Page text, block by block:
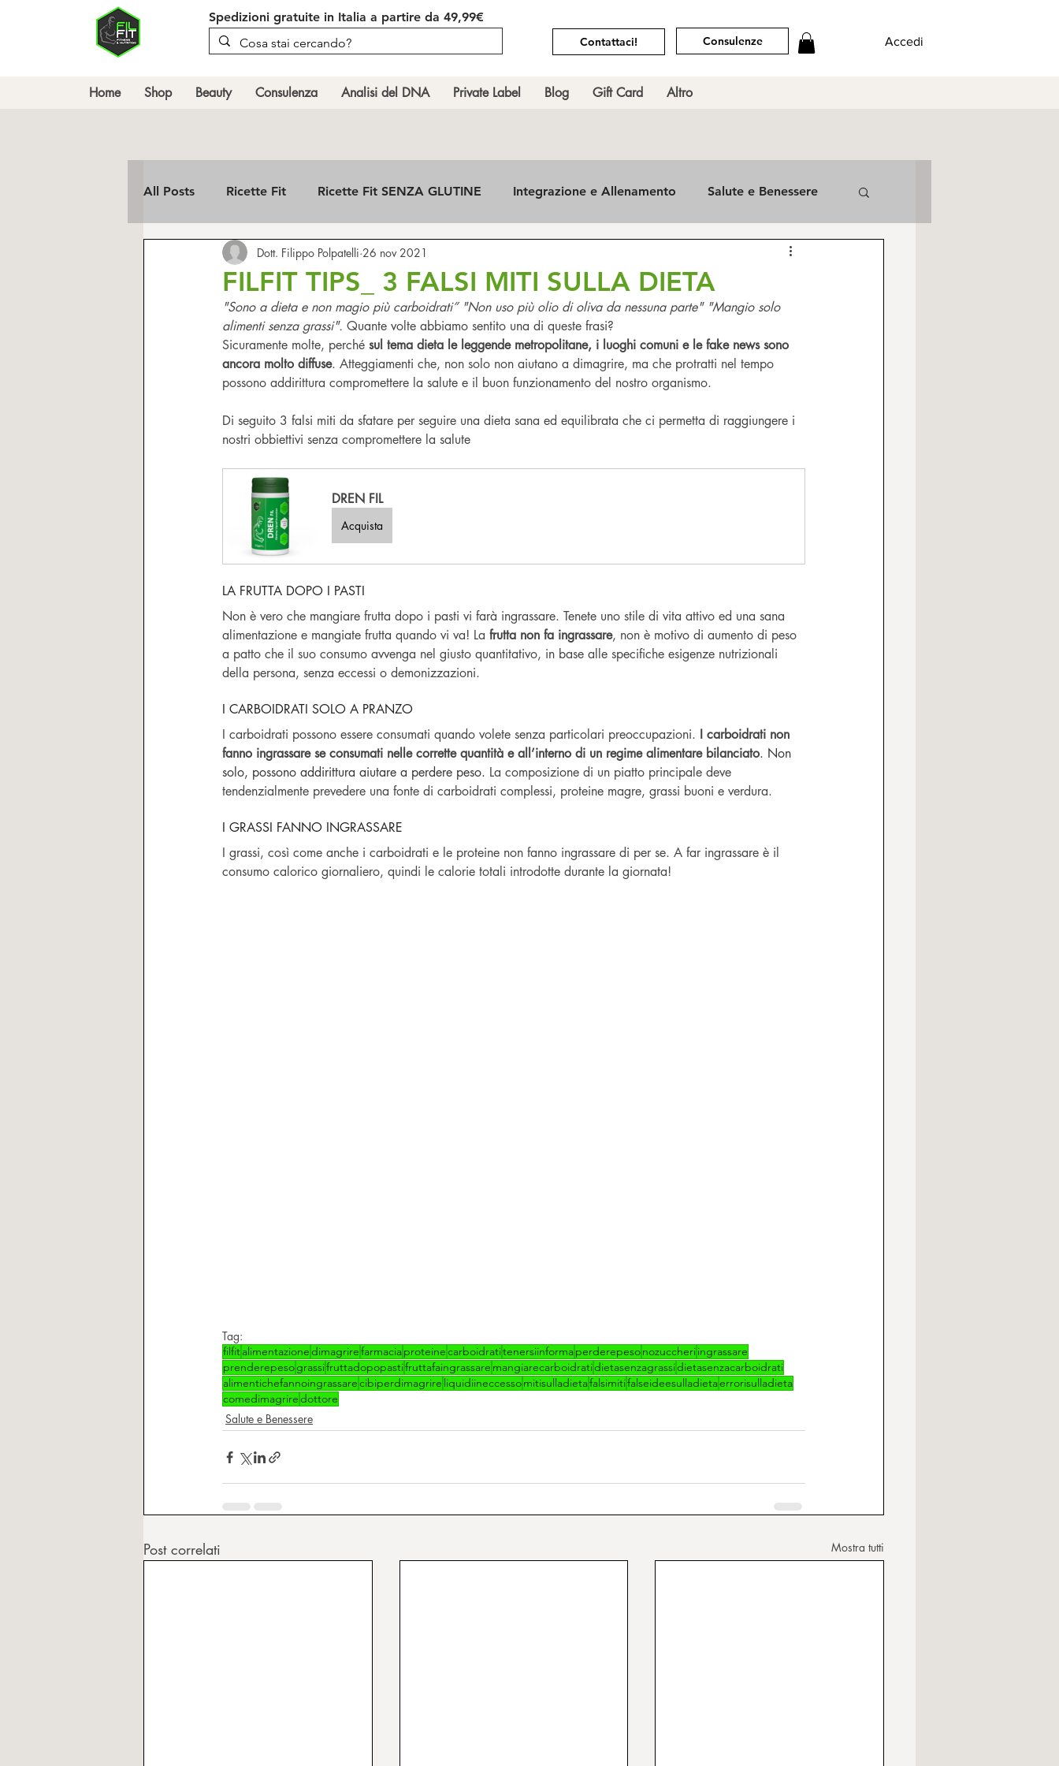
Spedizioni gratuite in Italia a partire da 49,99€
Contattaci! Consulenze Accedi
Home Shop Beauty Consulenza Analisi del DNA Private Label Blog Gift Card Altro
All Posts Ricette Fit Ricette Fit SENZA GLUTINE Integrazione e Allenamento Salute e Benessere
Le pillole di FILFIT Ricette del RICICLO
FILFIT TIPS_ 3 FALSI MITI SULLA DIETA
Dott. Filippo Polpatelli 26 nov 2021
"Sono a dieta e non magio più carboidrati” "Non uso più olio di oliva da nessuna parte" "Mangio solo
alimenti senza grassi". Quante volte abbiamo sentito una di queste frasi?
Sicuramente molte, perché sul tema dieta le leggende metropolitane, i luoghi comuni e le fake news sono
ancora molto diffuse. Atteggiamenti che, non solo non aiutano a dimagrire, ma che protratti nel tempo
possono addirittura compromettere la salute e il buon funzionamento del nostro organismo.
Di seguito 3 falsi miti da sfatare per seguire una dieta sana ed equilibrata che ci permetta di raggiungere i
nostri obbiettivi senza compromettere la salute
DREN FIL
Acquista
LA FRUTTA DOPO I PASTI
Non è vero che mangiare frutta dopo i pasti vi farà ingrassare. Tenete uno stile di vita attivo ed una sana
alimentazione e mangiate frutta quando vi va! La frutta non fa ingrassare, non è motivo di aumento di peso
a patto che il suo consumo avvenga nel giusto quantitativo, in base alle specifiche esigenze nutrizionali
della persona, senza eccessi o demonizzazioni.
I CARBOIDRATI SOLO A PRANZO
I carboidrati possono essere consumati quando volete senza particolari preoccupazioni. I carboidrati non
fanno ingrassare se consumati nelle corrette quantità e all’interno di un regime alimentare bilanciato. Non
solo, possono addirittura aiutare a perdere peso. La composizione di un piatto principale deve
tendenzialmente prevedere una fonte di carboidrati complessi, proteine magre, grassi buoni e verdura.
I GRASSI FANNO INGRASSARE
I grassi, così come anche i carboidrati e le proteine non fanno ingrassare di per se. A far ingrassare è il
consumo calorico giornaliero, quindi le calorie totali introdotte durante la giornata!
Tag:
filfitalimentazionedimagrirefarmaciaproteinecarboidratitenersiinformaperderepesonozuccheriingrassare
prenderepesograssifruttadopopastifruttafaingrassare mangiarecarboidratidietasenzagrassidietasenzacarboidrati
alimentichefannoingrassarecibiperdimagrire liquidiineccessomitisulladietafalsimitifalseideesulladietaerrorisulladieta
comedimagriredottore
Salute e Benessere
Post correlati Mostra tutti